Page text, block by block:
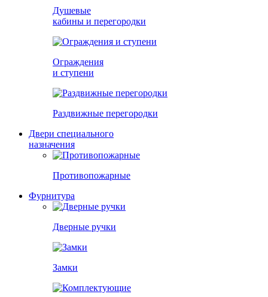
Душевые
кабины и перегородки
Ограждения
и ступени
Раздвижные перегородки
Двери специального
назначения
Противопожарные
Фурнитура
Дверные ручки
Замки